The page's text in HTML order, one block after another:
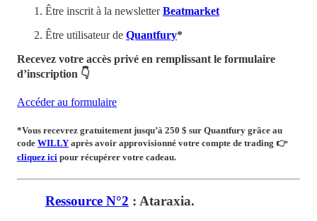
Être inscrit à la newsletterBeatmarket
Être utilisateur de Quantfury*
Recevez votre accès privé en remplissant le formulaire
d’inscription 👇
Accéder au formulaire
*Vous recevrez gratuitement jusqu’à 250 $ sur Quantfury grâce au
code WILLY après avoir approvisionné votre compte de trading 👉
cliquez ici pour récupérer votre cadeau.
Ressource N°2 : Ataraxia.